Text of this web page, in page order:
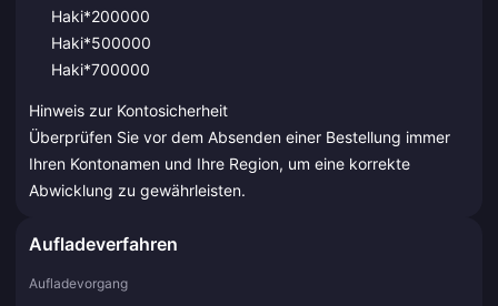
Haki*200000
Haki*500000
Haki*700000
Hinweis zur Kontosicherheit
Überprüfen Sie vor dem Absenden einer Bestellung immer
Ihren Kontonamen und Ihre Region, um eine korrekte
Abwicklung zu gewährleisten.
Aufladeverfahren
Aufladevorgang